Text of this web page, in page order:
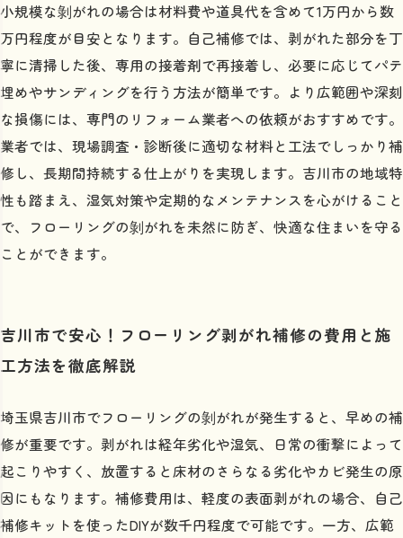
小規模な剝がれの場合は材料費や道具代を含めて1万円から数
万円程度が目安となります。自己補修では、剥がれた部分を丁
寧に清掃した後、専用の接着剤で再接着し、必要に応じてパテ
埋めやサンディングを行う方法が簡単です。より広範囲や深刻
な損傷には、専門のリフォーム業者への依頼がおすすめです。
業者では、現場調査・診断後に適切な材料と工法でしっかり補
修し、長期間持続する仕上がりを実現します。吉川市の地域特
性も踏まえ、湿気対策や定期的なメンテナンスを心がけること
で、フローリングの剝がれを未然に防ぎ、快適な住まいを守る
ことができます。
吉川市で安心！フローリング剥がれ補修の費用と施
工方法を徹底解説
埼玉県吉川市でフローリングの剝がれが発生すると、早めの補
修が重要です。剥がれは経年劣化や湿気、日常の衝撃によって
起こりやすく、放置すると床材のさらなる劣化やカビ発生の原
因にもなります。補修費用は、軽度の表面剥がれの場合、自己
補修キットを使ったDIYが数千円程度で可能です。一方、広範